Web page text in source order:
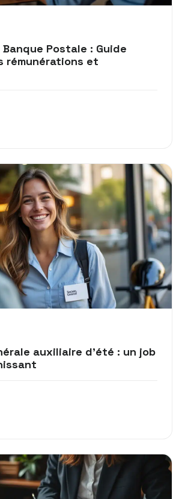
Postale : Guide
rémunérations et
auxiliaire d’été : un job